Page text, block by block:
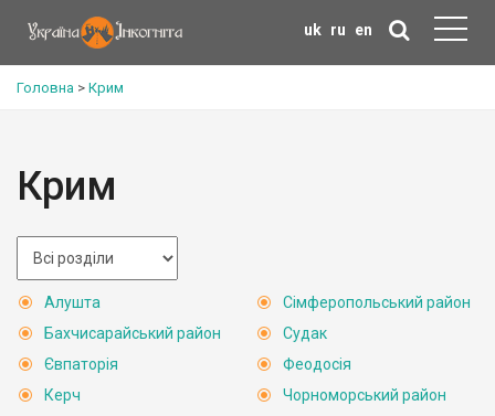
uk ru en
Головна > Крим
Крим
Алушта
Бахчисарайський район
Євпаторія
Керч
Сімферопольський район
Судак
Феодосія
Чорноморський район